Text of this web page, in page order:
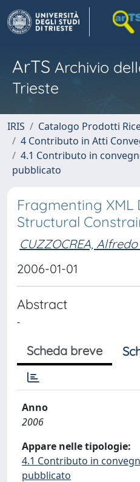
ArTS Archivio
Trieste
IRIS
Catalogo Prodotti
4 Contributo in Atti
4.1 Contributo in
pubblicato
Fragmenting XML
Structural
CUZZOCREA,
2006-01-01
Abstract
-
Scheda breve
Anno
2006
Appare nelle tipologie:
4.1 Contributo in
pubblicato